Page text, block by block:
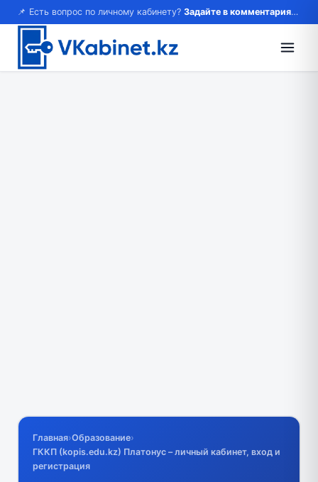
📌 Есть вопрос по личному кабинету? Задайте в комментариях — ответим!
Главная›Образование›
ГККП (kopis.edu.kz) Платонус – личный кабинет, вход и
регистрация